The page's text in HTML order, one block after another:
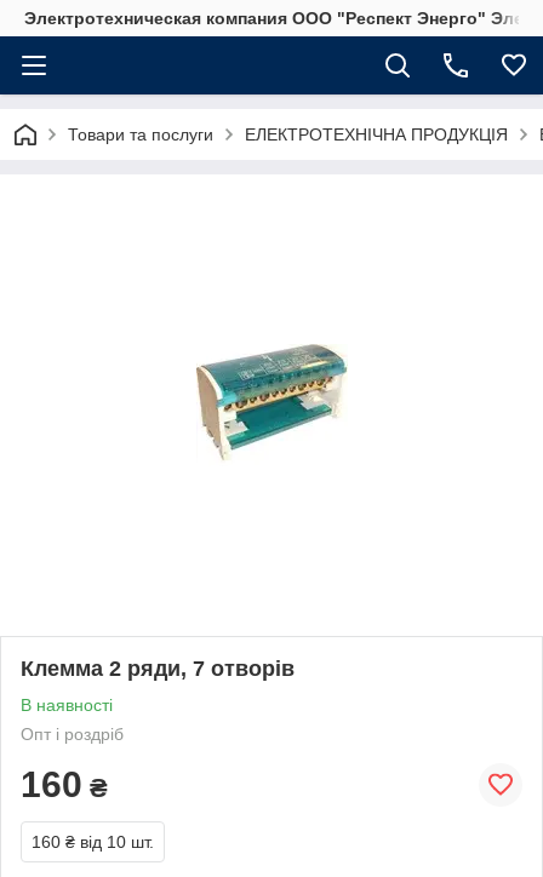
Электротехническая компания ООО "Респект Энерго"
Товари та послуги ЕЛЕКТРОТЕХНІЧНА ПРОДУКЦІЯ
Клемма 2 ряди, 7 отворів
В наявності
Опт і роздріб
160 ₴
160 ₴ від 10 шт.